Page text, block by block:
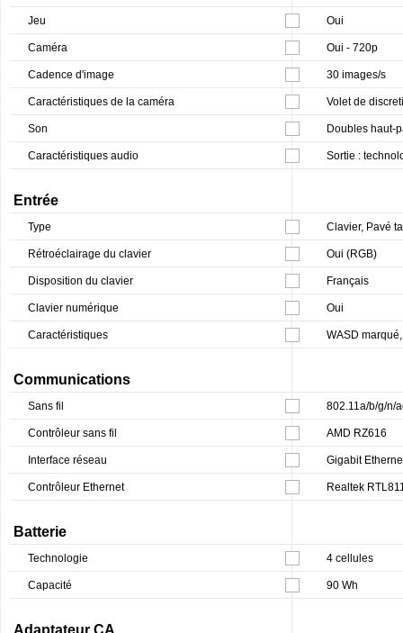
Jeu
Oui
Caméra Oui - 720p
Cadence d'image 30 images/s
Caractéristiques de la caméra Volet de
Son Doubles haut-
Caractéristiques audio Sortie :
Entrée
Type Clavier, Pavé
Rétroéclairage du clavier Oui (RGB)
Disposition du clavier Français
Clavier numérique Oui
Caractéristiques WASD
Communications
Sans fil 802.11a/b/g/n/
Contrôleur sans fil AMD RZ616
Interface réseau Gigabit
Contrôleur Ethernet Realtek
Batterie
Technologie 4 cellules
Capacité 90 Wh
Adaptateur CA